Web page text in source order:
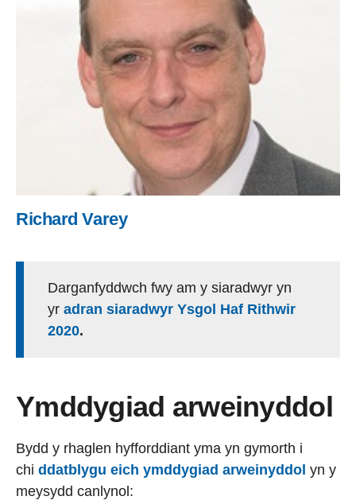
Richard Varey
Darganfyddwch fwy am y siaradwyr yn
yr adran siaradwyr Ysgol Haf Rithwir
2020.
Ymddygiad arweinyddol
Bydd y rhaglen hyfforddiant yma yn gymorth i
chi ddatblygu eich ymddygiad arweinyddol yn y
meysydd canlynol: